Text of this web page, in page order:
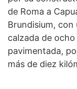
de Roma a
Brundisium,
calzada de
pavimentada,
más de diez